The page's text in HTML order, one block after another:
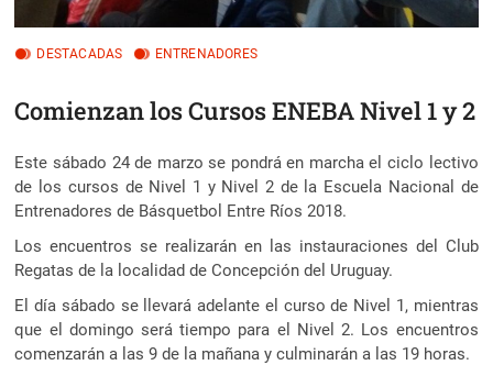
DESTACADAS ENTRENADORES
Comienzan los Cursos ENEBA Nivel 1 y 2
Este sábado 24 de marzo se pondrá en marcha el ciclo lectivo
de los cursos de Nivel 1 y Nivel 2 de la Escuela Nacional de
Entrenadores de Básquetbol Entre Ríos 2018.
Los encuentros se realizarán en las instauraciones del Club
Regatas de la localidad de Concepción del Uruguay.
El día sábado se llevará adelante el curso de Nivel 1, mientras
que el domingo será tiempo para el Nivel 2. Los encuentros
comenzarán a las 9 de la mañana y culminarán a las 19 horas.